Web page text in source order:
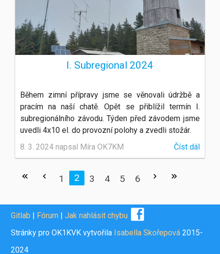
I. Subregional 2024
Během zimní přípravy jsme se věnovali údržbě a
pracím na naší chatě. Opět se přiblížil termín I.
subregionálního závodu. Týden před závodem jsme
uvedli 4x10 el. do provozní polohy a zvedli stožár.
8. 3. 2024 napsal Míra OK7KM
Číst dál
1 2 3 4 5 6
Gitlab | Fórum |Jak nahlásit chybu
Stránky pro OK1KVK vytvořila Isabella Skořepová 2015-
2024